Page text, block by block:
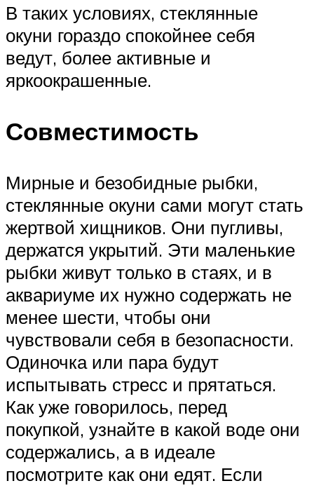
В таких условиях, стеклянные
окуни гораздо спокойнее себя
ведут, более активные и
яркоокрашенные.
Совместимость
Мирные и безобидные рыбки,
стеклянные окуни сами могут стать
жертвой хищников. Они пугливы,
держатся укрытий. Эти маленькие
рыбки живут только в стаях, и в
аквариуме их нужно содержать не
менее шести, чтобы они
чувствовали себя в безопасности.
Одиночка или пара будут
испытывать стресс и прятаться.
Как уже говорилось, перед
покупкой, узнайте в какой воде они
содержались, а в идеале
посмотрите как они едят. Если